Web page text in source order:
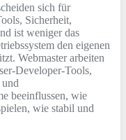
sich für
Sicherheit,
ist weniger das
den eigenen
Webmaster arbeiten
Developer-Tools,
beeinflussen, wie
wie stabil und